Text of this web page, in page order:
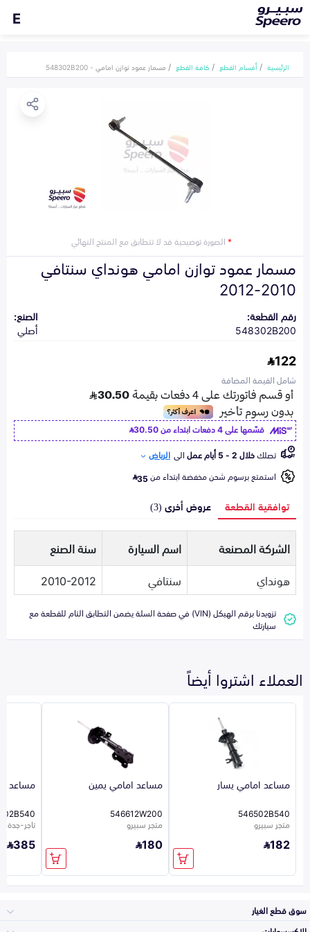
E
الرئيسية أقسام القطع كافة القطع مسمار عمود توازن امامي - 548302B200
*الصورة توضيحية قد لا تتطابق مع المنتج النهائي
مسمار عمود توازن امامي هونداي سنتافي
2010-2012
رقم القطعة:
548302B200
الصنع:
أصلي
122
شامل القيمة المضافة
قسّمها على 4 دفعات ابتداء من
30.50
تصلكخلال 2 - 5 أيام عمل الى الرياض
استمتع برسوم شحن مخفضة ابتداء من35
توافقية القطعة عروض أخرى (3)
الشركة المصنعة اسم السيارة
سنة الصنع
هونداي
سنتافي 2010-2012
تزويدنا برقم الهيكل (VIN) في صفحة السلة يضمن التطابق التام للقطعة مع
سيارتك
العملاء اشتروا أيضاً
مساعد امامي يسار
546502B540
متجر سبيرو
182
مساعد امامي يمين
546612W200
متجر سبيرو
180
مساعد
تاجر-جدة-923
385
سوق قطع الغيار